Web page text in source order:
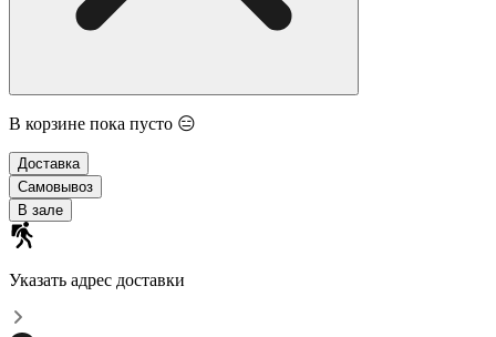
В корзине пока пусто 😑
Доставка
Самовывоз
В зале
Указать адрес доставки